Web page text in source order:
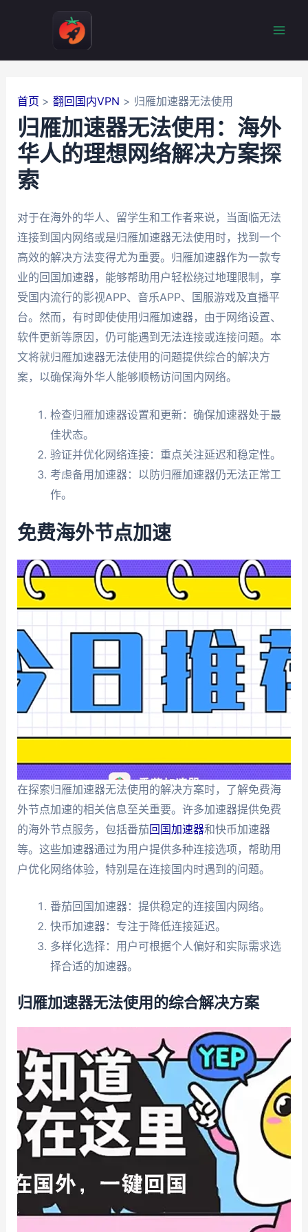
首页 翻回国内VPN 归雁加速器无法使用
归雁加速器无法使用：海外
华人的理想网络解决方案探
索
对于在海外的华人、留学生和工作者来说，当面临无法
连接到国内网络或是归雁加速器无法使用时，找到一个
高效的解决方法变得尤为重要。归雁加速器作为一款专
业的回国加速器，能够帮助用户轻松绕过地理限制，享
受国内流行的影视APP、音乐APP、国服游戏及直播平
台。然而，有时即使使用归雁加速器，由于网络设置、
软件更新等原因，仍可能遇到无法连接或连接问题。本
文将就归雁加速器无法使用的问题提供综合的解决方
案，以确保海外华人能够顺畅访问国内网络。
检查归雁加速器设置和更新：确保加速器处于最
佳状态。
验证并优化网络连接：重点关注延迟和稳定性。
考虑备用加速器：以防归雁加速器仍无法正常工
作。
免费海外节点加速
在探索归雁加速器无法使用的解决方案时，了解免费海
外节点加速的相关信息至关重要。许多加速器提供免费
的海外节点服务，包括番茄回国加速器和快币加速器
等。这些加速器通过为用户提供多种连接选项，帮助用
户优化网络体验，特别是在连接国内时遇到的问题。
番茄回国加速器：提供稳定的连接国内网络。
快币加速器：专注于降低连接延迟。
多样化选择：用户可根据个人偏好和实际需求选
择合适的加速器。
归雁加速器无法使用的综合解决方案